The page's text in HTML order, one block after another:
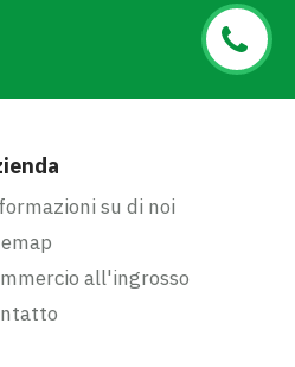
su di noi
all'ingrosso